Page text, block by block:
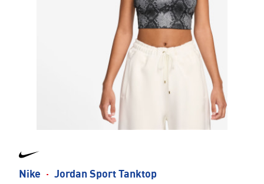
Nike · Jordan Sport Tanktop